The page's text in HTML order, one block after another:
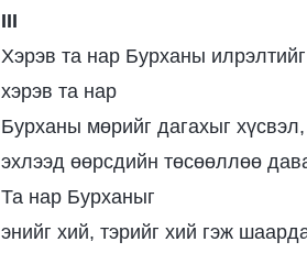
III
Хэрэв та нар Бурханы
хэрэв та нар
Бурханы мөрийг дагахыг хүсвэл,
эхлээд өөрсдийн төсөөллөө
Та нар Бурханыг
энийг хий, тэрийг хий гэж